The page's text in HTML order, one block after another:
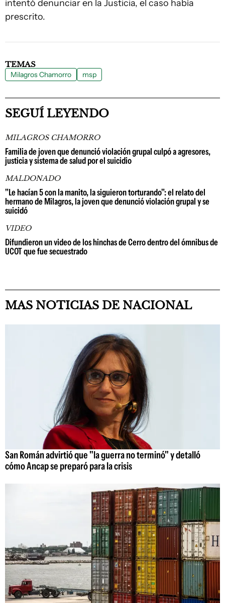
intentó denunciar en la Justicia, el caso había
prescrito.
TEMAS
Milagros Chamorro msp
SEGUÍ LEYENDO
MILAGROS CHAMORRO
Familia de joven que denunció violación grupal culpó a agresores,
justicia y sistema de salud por el suicidio
MALDONADO
"Le hacían 5 con la manito, la siguieron torturando": el relato del
hermano de Milagros, la joven que denunció violación grupal y se
suicidó
VIDEO
Difundieron un video de los hinchas de Cerro dentro del ómnibus de
UCOT que fue secuestrado
MAS NOTICIAS DE NACIONAL
San Román advirtió que "la guerra no terminó" y detalló
cómo Ancap se preparó para la crisis